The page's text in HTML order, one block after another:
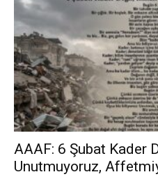
AAAF: 6 Şubat Kader
Unutmuyoruz,